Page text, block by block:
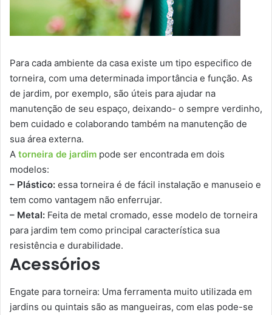
Para cada ambiente da casa existe um tipo especifico de
torneira, com uma determinada importância e função. As
de jardim, por exemplo, são úteis para ajudar na
manutenção de seu espaço, deixando- o sempre verdinho,
bem cuidado e colaborando também na manutenção de
sua área externa.
A torneira de jardim pode ser encontrada em dois
modelos:
– Plástico: essa torneira é de fácil instalação e manuseio e
tem como vantagem não enferrujar.
– Metal: Feita de metal cromado, esse modelo de torneira
para jardim tem como principal característica sua
resistência e durabilidade.
Acessórios
Engate para torneira: Uma ferramenta muito utilizada em
jardins ou quintais são as mangueiras, com elas pode-se